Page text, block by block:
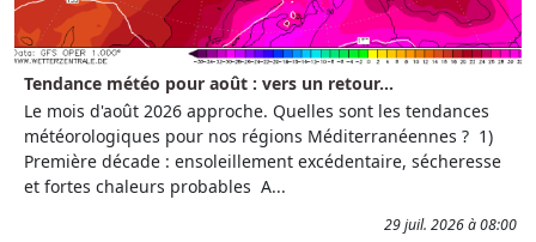
Tendance météo pour août : vers un retour...
Le mois d'août 2026 approche. Quelles sont les tendances
météorologiques pour nos régions Méditerranéennes ? 1)
Première décade : ensoleillement excédentaire, sécheresse
et fortes chaleurs probables A...
29 juil. 2026 à 08:00